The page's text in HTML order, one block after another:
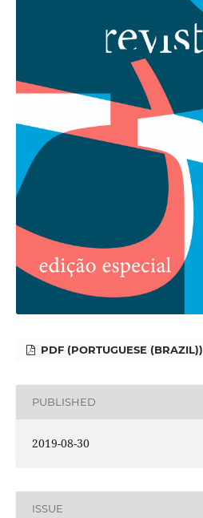
PDF (PORTUGUESE (BRAZIL))
PUBLISHED
2019-08-30
ISSUE